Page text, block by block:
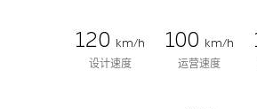
120 km/h
设计速度
100 km/h
运营速度